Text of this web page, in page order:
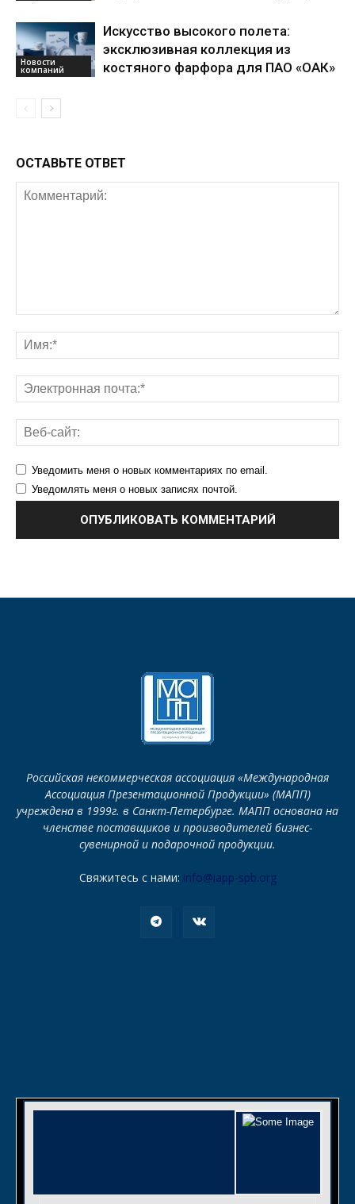
Новости
компаний
Искусство высокого полета:
эксклюзивная коллекция из
костяного фарфора для ПАО «ОАК»
ОСТАВЬТЕ ОТВЕТ
Уведомить меня о новых комментариях по email.
Уведомлять меня о новых записях почтой.
Российская некоммерческая ассоциация «Международная
Ассоциация Презентационной Продукции» (МАПП)
учреждена в 1999г. в Санкт-Петербурге. МАПП основана на
членстве поставщиков и производителей бизнес-
сувенирной и подарочной продукции.
Свяжитесь с нами: info@iapp-spb.org